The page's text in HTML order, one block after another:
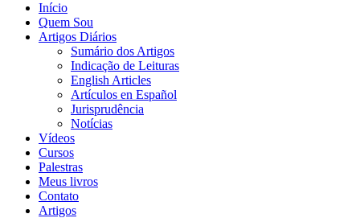
Início
Quem Sou
Artigos Diários
Sumário dos Artigos
Indicação de Leituras
English Articles
Artículos en Español
Jurisprudência
Notícias
Vídeos
Cursos
Palestras
Meus livros
Contato
Artigos